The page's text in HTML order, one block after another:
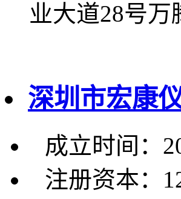
业大道28号万
深圳市宏康
成立时间：
注册资本：